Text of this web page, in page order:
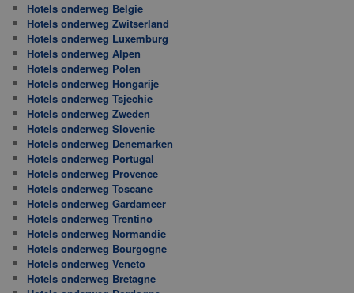
Hotels onderweg Belgie
Hotels onderweg Zwitserland
Hotels onderweg Luxemburg
Hotels onderweg Alpen
Hotels onderweg Polen
Hotels onderweg Hongarije
Hotels onderweg Tsjechie
Hotels onderweg Zweden
Hotels onderweg Slovenie
Hotels onderweg Denemarken
Hotels onderweg Portugal
Hotels onderweg Provence
Hotels onderweg Toscane
Hotels onderweg Gardameer
Hotels onderweg Trentino
Hotels onderweg Normandie
Hotels onderweg Bourgogne
Hotels onderweg Veneto
Hotels onderweg Bretagne